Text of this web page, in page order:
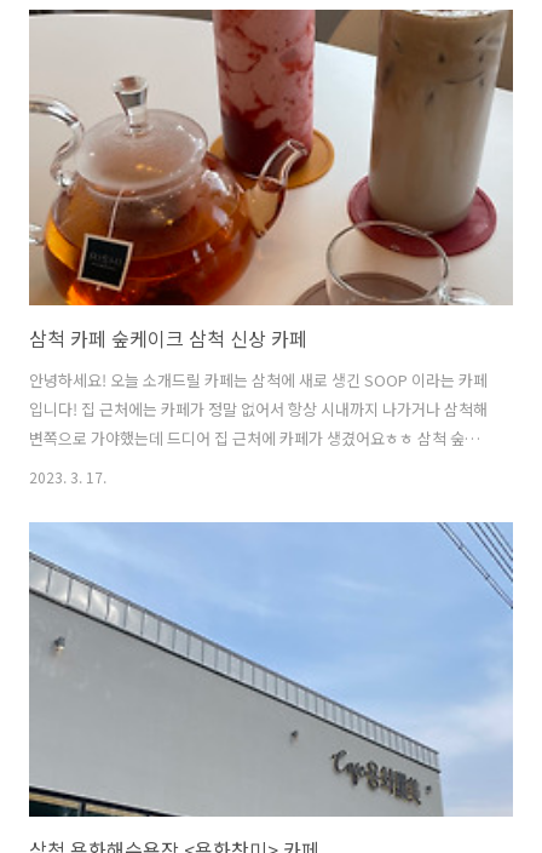
있습니다! 여기서 메뉴 고르시고 들어가는걸 추천드려요^^ ( 버벅거리지
않기위해,,^ ^ ) 사람 별로 없겠지 하고 들어갔다가 순간 멈칫 했습니다 1
층에 사람이 많더라구요 허허... 오후라서 빵도 없을 줄 알고 포스팅 생각
하나도 못했는데 들어가자마자 바로 카메라 켰어요 ㅎㅎ 주문하는곳에
도 메뉴판이 배치되어있습니다! 저는 얼죽아이기 때문에..
삼척 카페 숲케이크 삼척 신상 카페
안녕하세요! 오늘 소개드릴 카페는 삼척에 새로 생긴 SOOP 이라는 카페
입니다! 집 근처에는 카페가 정말 없어서 항상 시내까지 나가거나 삼척해
변쪽으로 가야했는데 드디어 집 근처에 카페가 생겼어요ㅎㅎ 삼척 숲케
이크 위치 : 강원 삼척시 엑스포로 107 1층 영업시간 : 월~일 8 : 00 ~ 18 :
더라구요! 메뉴판은 이렇게 준비되어있더라구요 저는 히비스커스를 좋
아해서 블루베리 히비스커스 메뉴가 있길래 처음봐서 주문해봤어요 ㅎ
ㅎ 주문케이크도 하시는거 같았어요! 너무 맛있어 보였지만 밥먹고 바로
가서 패스했습니다ㅠㅠ 스콘이 메인같았어요! 케이크랑 스콘이 정말 맛
있다고 하더라구요! 여러분들은 꼭 드셔보세요! 저는 다음에 신랑이랑
2023. 3. 17.